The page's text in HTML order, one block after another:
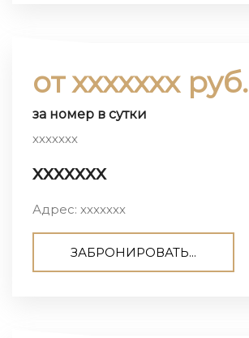
от ххххххх руб.
за номер в сутки
ххххххх
ххххххх
Адрес: ххххххх
ЗАБРОНИРОВАТЬ...